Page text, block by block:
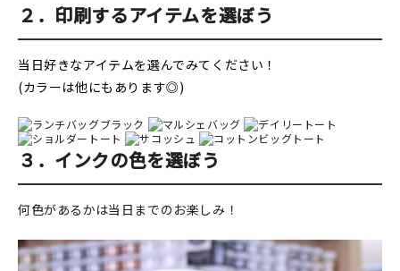
２．印刷するアイテムを選ぼう
当日好きなアイテムを選んでみてください！
(カラーは他にもあります◎)
３．インクの色を選ぼう
何色があるかは当日までのお楽しみ！